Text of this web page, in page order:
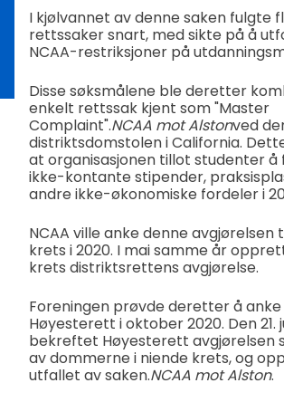
I kjølvannet av denne saken fulgte
rettssaker snart, med sikte på å
NCAA-restriksjoner på
Disse søksmålene ble deretter
enkelt rettssak kjent som "Master
Complaint".NCAA mot Alstonved
distriktsdomstolen i California.
at organisasjonen tillot studenter å
ikke-kontante stipender,
andre ikke-økonomiske fordeler i
NCAA ville anke denne avgjørelsen
krets i 2020. I mai samme år
krets distriktsrettens avgjørelse.
Foreningen prøvde deretter å
Høyesterett i oktober 2020. Den 21.
bekreftet Høyesterett avgjørelsen
av dommerne i niende krets, og
utfallet av saken.NCAA mot Alston.